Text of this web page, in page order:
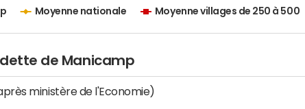
Moyenne nationale Moyenne villages de 250 à 500
de Manicamp
ministère de l'Economie)